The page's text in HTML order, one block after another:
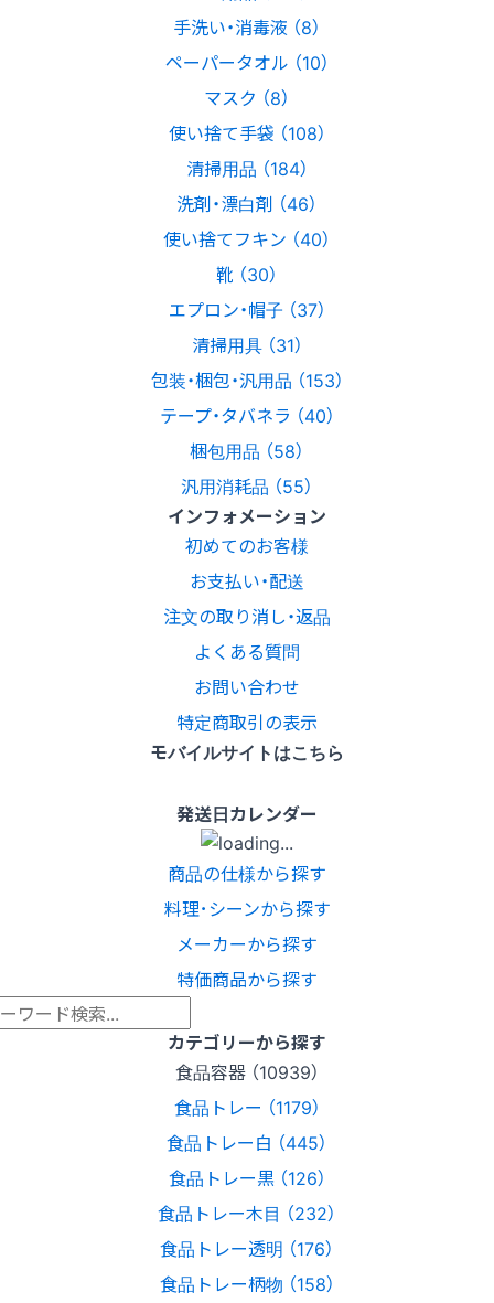
手洗い・消毒液 （8）
ペーパータオル （10）
マスク （8）
使い捨て手袋 （108）
清掃用品 （184）
洗剤・漂白剤 （46）
使い捨てフキン （40）
靴 （30）
エプロン・帽子 （37）
清掃用具 （31）
包装・梱包・汎用品 （153）
テープ・タバネラ （40）
梱包用品 （58）
汎用消耗品 （55）
インフォメーション
初めてのお客様
お支払い・配送
注文の取り消し・返品
よくある質問
お問い合わせ
特定商取引の表示
モバイルサイトはこちら
発送日カレンダー
商品の仕様から探す
料理･シーンから探す
メーカーから探す
特価商品から探す
カテゴリーから探す
食品容器 （10939）
食品トレー （1179）
食品トレー白 （445）
食品トレー黒 （126）
食品トレー木目 （232）
食品トレー透明 （176）
食品トレー柄物 （158）